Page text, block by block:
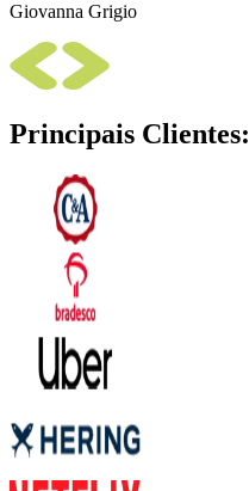
Giovanna Grigio
Principais Clientes: